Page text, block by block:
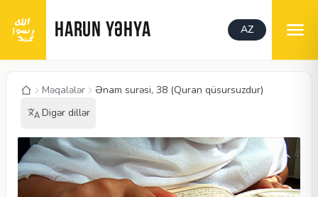
HARUN YƏHYA AZ
Məqalələr
Ənam surəsi, 38 (Quran qüsursuzdur)
Digər dillər